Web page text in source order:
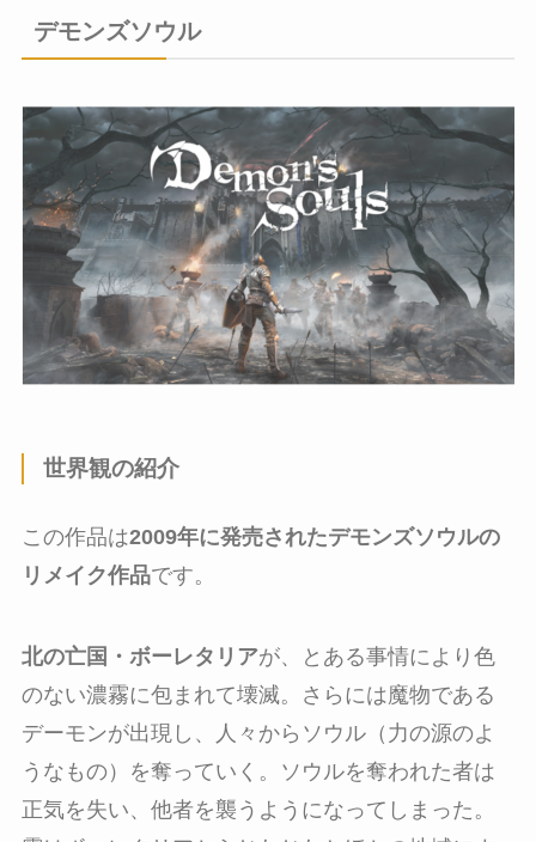
デモンズソウル
世界観の紹介
この作品は2009年に発売されたデモンズソウルの
リメイク作品です。
北の亡国・ボーレタリアが、とある事情により色
のない濃霧に包まれて壊滅。さらには魔物である
デーモンが出現し、人々からソウル（力の源のよ
うなもの）を奪っていく。ソウルを奪われた者は
正気を失い、他者を襲うようになってしまった。